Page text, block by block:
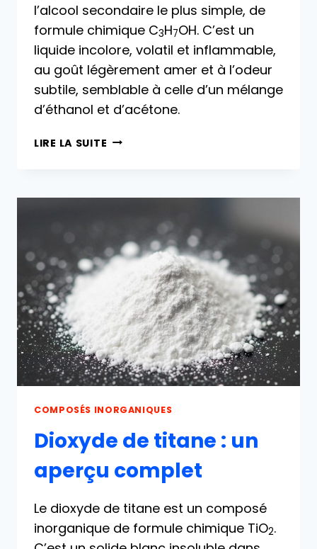
l’alcool secondaire le plus simple, de
formule chimique C3H7OH. C’est un
liquide incolore, volatil et inflammable,
au goût légèrement amer et à l’odeur
subtile, semblable à celle d’un mélange
d’éthanol et d’acétone.
LIRE LA SUITE ALCOOL
PRODUCTION
INDUSTRIELLE,
APPLICATIONS
ET
TOXICOLOGIE
COMPOSÉS INORGANIQUES
Dioxyde de titane : un
aperçu complet
Le dioxyde de titane est un composé
inorganique de formule chimique TiO2.